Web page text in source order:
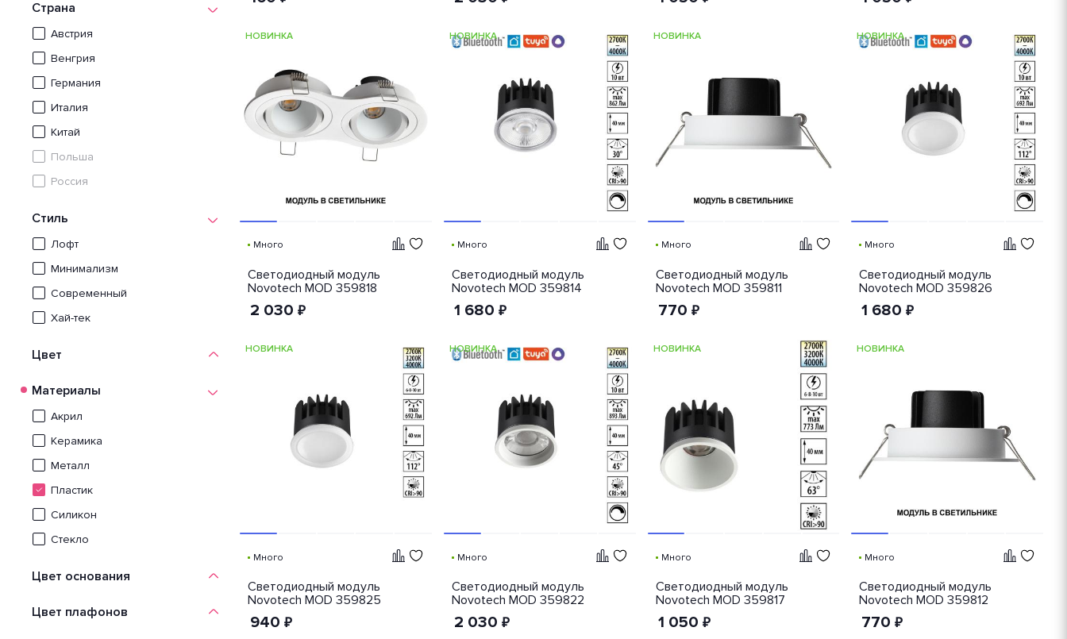
НОВИНКА
Много
Светодиодный модуль
Novotech MOD 359818
2 030 ₽
НОВИНКА
Много
Светодиодный модуль
Novotech MOD 359814
1 680 ₽
НОВИНКА
Много
Светодиодный модуль
Novotech MOD 359811
770 ₽
НОВИНКА
Много
Светодиодный модуль
Novotech MOD 359826
1 680 ₽
НОВИНКА
Много
Светодиодный модуль
Novotech MOD 359825
940 ₽
НОВИНКА
Много
Светодиодный модуль
Novotech MOD 359822
2 030 ₽
НОВИНКА
Много
Светодиодный модуль
Novotech MOD 359817
1 050 ₽
НОВИНКА
Много
Светодиодный модуль
Novotech MOD 359812
770 ₽
Страна
Австрия
Венгрия
Германия
Италия
Китай
Польша
Россия
Стиль
Лофт
Минимализм
Современный
Хай-тек
Цвет
Материалы
Акрил
Керамика
Металл
Пластик
Силикон
Стекло
Цвет основания
Цвет плафонов